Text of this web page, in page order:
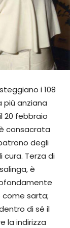
i 108
più anziana
20 febbraio
consacrata
degli
cura. Terza di
è
come sarta;
di sé il
la indirizza